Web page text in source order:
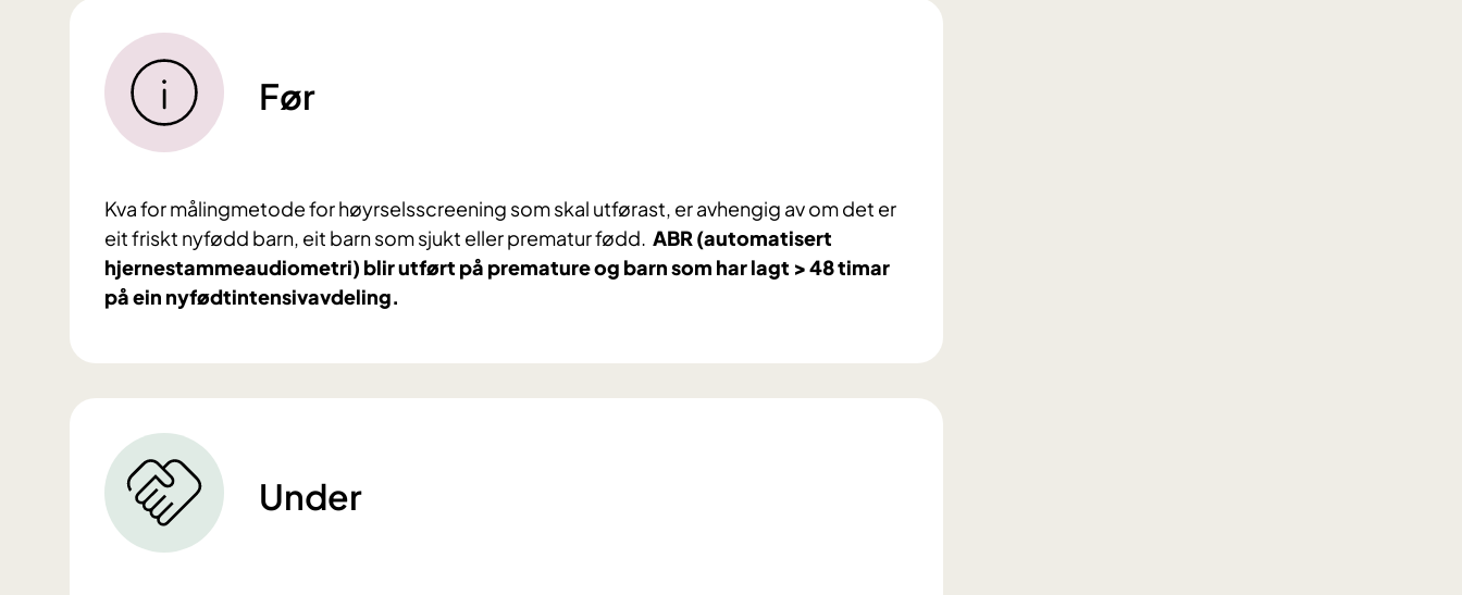
Før
Kva for målingmetode for høyrselsscreening som skal utførast, er avhengig av om det er
eit friskt nyfødd barn, eit barn som sjukt eller prematur fødd. ABR (automatisert
hjernestammeaudiometri) blir utført på premature og barn som har lagt > 48 timar
på ein nyfødtintensivavdeling.
Under